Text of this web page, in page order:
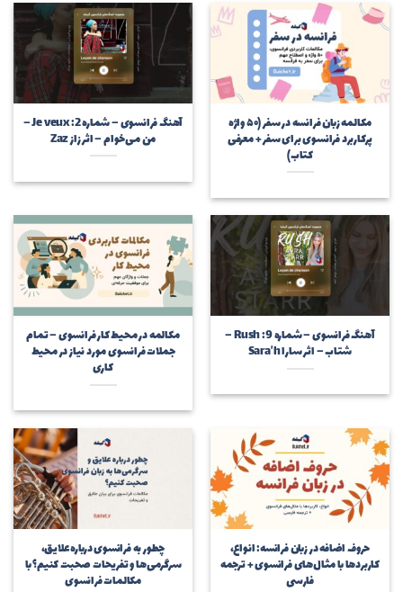
مکالمه زبان فرانسه در سفر (۵۰ واژه
پرکاربرد فرانسوی برای سفر + معرفی
کتاب)
آهنگ فرانسوی – شماره 2: Je veux –
من می‌خوام – اثر زاز Zaz
آهنگ فرانسوی – شماره 9: Rush –
شتاب – اثر سارا Sara’h
مکالمه در محیط کار فرانسوی – تمام
جملات فرانسوی مورد نیاز در محیط
کاری
حروف اضافه در زبان فرانسه: انواع،
کاربردها با مثال‌های فرانسوی + ترجمه
فارسی
چطور به فرانسوی درباره علایق،
سرگرمی‌ها و تفریحات صحبت کنیم؟ با
مکالمات فرانسوی